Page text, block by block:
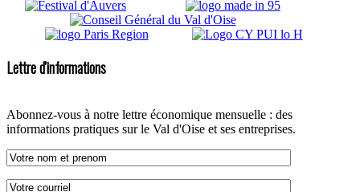
Lettre d'informations
Abonnez-vous à notre lettre économique mensuelle : des
informations pratiques sur le Val d'Oise et ses entreprises.